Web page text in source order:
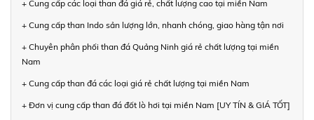
+ Cung cấp các loại than đá giá rẻ, chất lượng cao tại miền Nam
+ Cung cấp than Indo sản lượng lớn, nhanh chóng, giao hàng tận nơi
+ Chuyên phân phối than đá Quảng Ninh giá rẻ chất lượng tại miền
Nam
+ Cung cấp than đá các loại giá rẻ chất lượng tại miền Nam
+ Đơn vị cung cấp than đá đốt lò hơi tại miền Nam [UY TÍN & GIÁ TỐT]